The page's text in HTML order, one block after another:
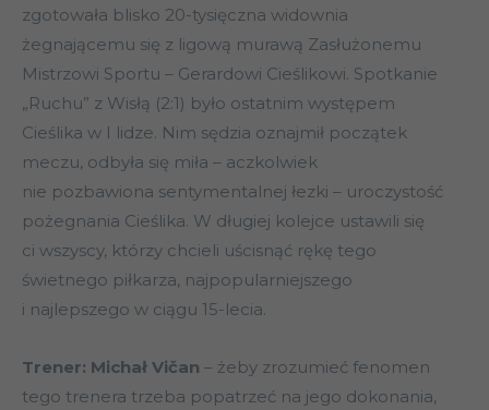
zgotowała blisko 20-tysięczna widownia
żegnającemu się z ligową murawą Zasłużonemu
Mistrzowi Sportu – Gerardowi Cieślikowi. Spotkanie
„Ruchu” z Wisłą (2:1) było ostatnim występem
Cieślika w I lidze. Nim sędzia oznajmił początek
meczu, odbyła się miła – aczkolwiek
nie pozbawiona sentymentalnej łezki – uroczystość
pożegnania Cieślika. W długiej kolejce ustawili się
ci wszyscy, którzy chcieli uścisnąć rękę tego
świetnego piłkarza, najpopularniejszego
i najlepszego w ciągu 15-lecia.
Trener: Michał Vičan – żeby zrozumieć fenomen
tego trenera trzeba popatrzeć na jego dokonania,